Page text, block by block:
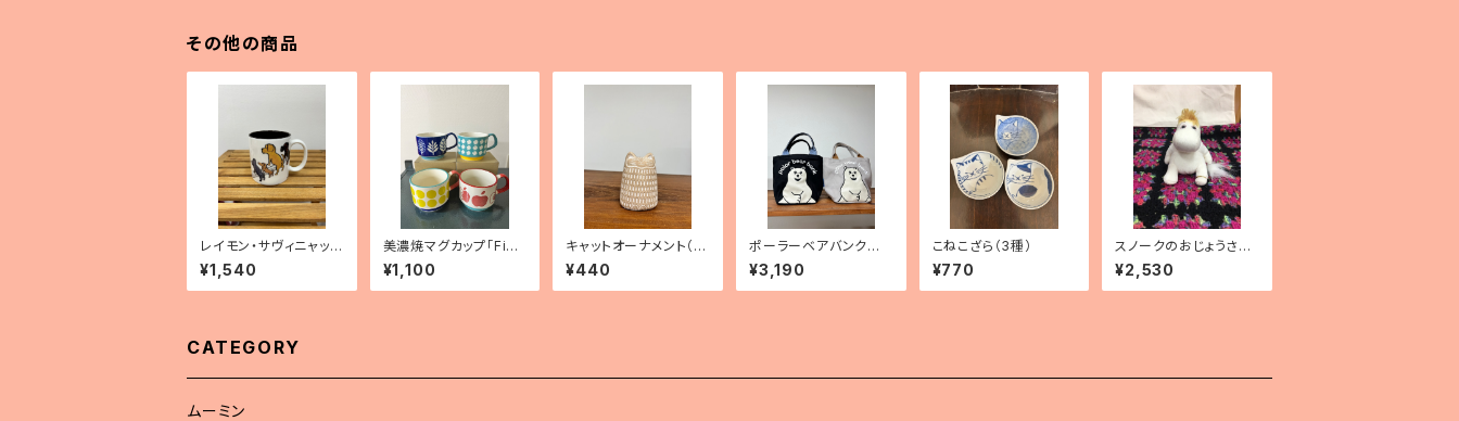
その他の商品
レイモン・サヴィニャッ
ク マグカップ「清潔な
街キャンペーン」
¥1,540
美濃焼マグカップ「Fik
a」 4種
¥1,100
キャットオーナメント（ベ
ージュ）
¥440
ポーラーベアバンク
アップリケ付きトートバ
ッグ
¥3,190
こねこざら（3種）
¥770
スノークのおじょうさん
手のひらサイズぬいぐる
み
¥2,530
CATEGORY
ムーミン